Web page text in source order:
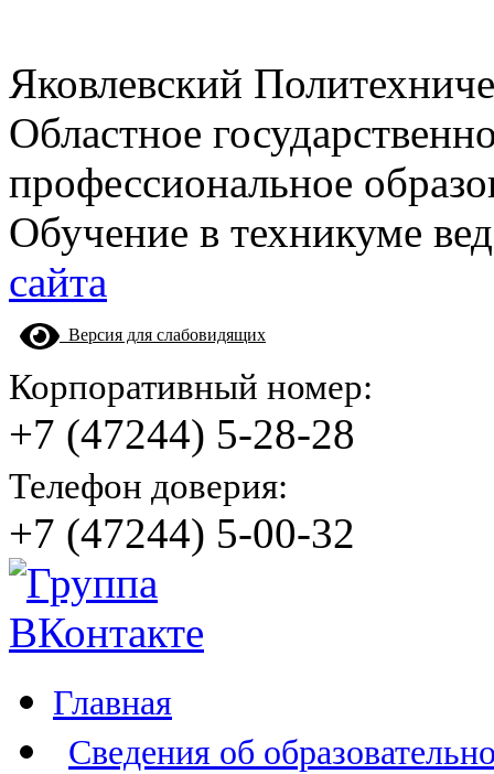
Яковлевский
Областное
профессиональное
Обучение в техникуме
сайта
Версия для слабовидящих
Корпоративный номер:
+7 (47244) 5-28-28
Телефон доверия:
+7 (47244) 5-00-32
Главная
Сведения об